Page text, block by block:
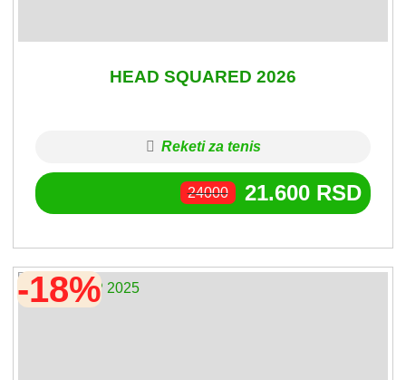
HEAD SQUARED 2026
Reketi za tenis
24000 21.600 RSD
-18%